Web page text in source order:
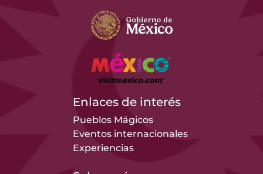
Enlaces de interés
Pueblos Mágicos
Eventos internacionales
Experiencias